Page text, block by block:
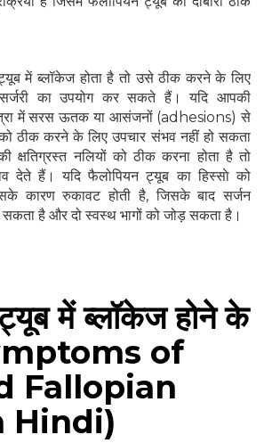
में ब्लॉकेज होता है तो उसे ठीक करने के लिए
सर्जरी का उपयोग कर सकते हैं। यदि आपकी
में सरस ऊतक या आसंजनों (adhesions) से
ठीक करने के लिए उपचार संभव नहीं हो सकता
क्षतिग्रस्त नलियों को ठीक करना होता है तो
देते हैं। यदि फैलोपियन ट्यूब का हिस्साे को
कारण रुकावट होती है, जिसके बाद सर्जन
सकता है और दो स्वस्थ भागों को जोड़ सकता है।
में ब्लॉकेज होने के
of
Fallopian
Hindi)